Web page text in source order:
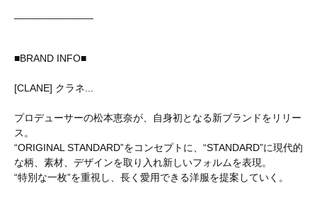
■BRAND INFO■
[CLANE] クラネ...
プロデューサーの松本恵奈が、自身初となる新ブランドをリリー
ス。
“ORIGINAL STANDARD”をコンセプトに、“STANDARD”に現代的
な柄、素材、デザインを取り入れ新しいフォルムを表現。
“特別な一枚”を重視し、長く愛用できる洋服を提案していく。